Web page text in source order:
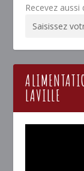
Recevez
LAVILLE